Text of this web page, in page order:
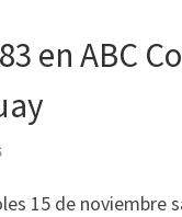
en ABC
15 de noviembre